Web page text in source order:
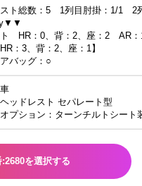
ト総数：5 1列目肘掛：1/1 2
ト HR：0、背：2、座：2 AR：1
：3、背：2、座：1】
バッグ：○
ッドレスト セパレート型
プション：ターンチルトシート
:2680を選択する